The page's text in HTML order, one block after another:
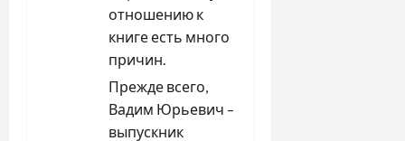
отношению к
книге есть много
причин.
Прежде всего,
Вадим Юрьевич –
выпускник